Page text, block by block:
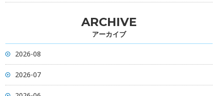
ARCHIVE
アーカイブ
2026-08
2026-07